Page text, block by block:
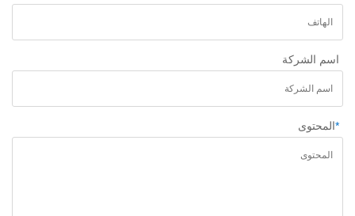
اسم الشركة
*المحتوى